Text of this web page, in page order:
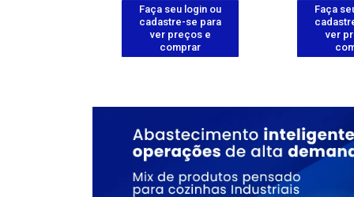
Faça seu login ou
cadastre-se para
ver preços e
comprar
Faça
ver